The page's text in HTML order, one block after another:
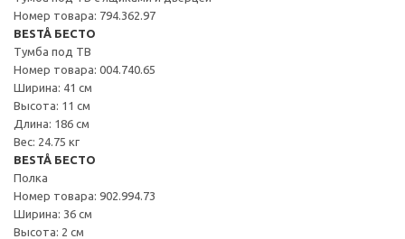
Номер товара: 794.362.97
BESTÅ БЕСТО
Тумба под ТВ
Номер товара: 004.740.65
Ширина: 41 см
Высота: 11 см
Длина: 186 см
Вес: 24.75 кг
BESTÅ БЕСТО
Полка
Номер товара: 902.994.73
Ширина: 36 см
Высота: 2 см